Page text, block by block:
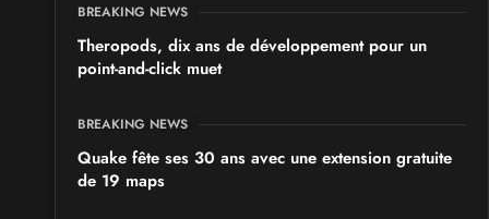
BREAKING NEWS
Theropods, dix ans de développement pour un
point-and-click muet
BREAKING NEWS
Quake fête ses 30 ans avec une extension gratuite
de 19 maps